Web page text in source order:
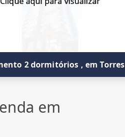
2 dormitórios , em Torres
em